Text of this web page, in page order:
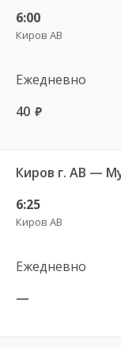
6:00
Киров АВ
Ежедневно
40 руб.
Киров г. АВ —
6:25
Киров АВ
Ежедневно
—